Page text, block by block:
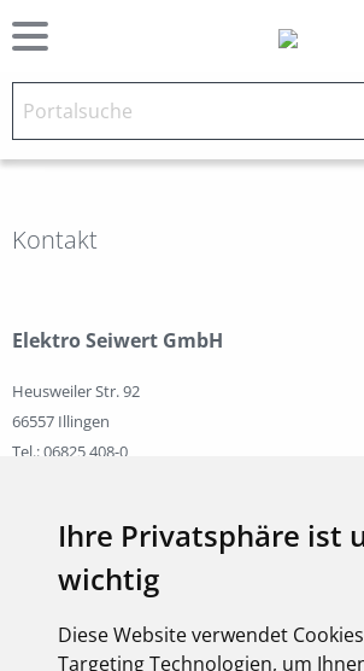
Ihre Privatsphäre ist
wichtig
Diese Website verwendet
Targeting Technologien, um
Kontakt
Elektro Seiwert GmbH
Heusweiler Str. 92
66557 Illingen
Tel.: 06825 408-0